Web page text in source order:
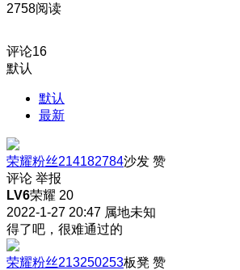
2758阅读
评论16
默认
默认
最新
荣耀粉丝214182784沙发 赞
评论 举报
LV6荣耀 20
2022-1-27 20:47 属地未知
得了吧，很难通过的
荣耀粉丝213250253板凳 赞